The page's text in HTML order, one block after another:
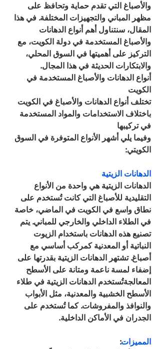
والأصباغ التي تقدم حماية وتحافظ على
مظهر المباني والتجهيزات المختلفة. في هذا
المقال، سنتناول أهم أنواع الدهانات
والأصباغ المستخدمة في دولة الكويت، مع
التركيز على أهميتها في السوق المحلي،
والابتكارات الحديثة في هذا المجال.
أنواع الدهانات والأصباغ المستخدمة في
الكويت
تختلف أنواع الدهانات والأصباغ في الكويت
باختلاف الاستخدامات والمواد المستخدمة
في تركيبها
وفيما يلي أشهر الأنواع المتوفرة في السوق
الكويتي:
الدهانات الزيتية
الدهانات الزيتية هي واحدة من الأنواع
التقليدية للأصباغ التي كانت تُستخدم على
نطاق واسع في الكويت في الماضي، خاصة
في الطلاء الداخلي والخارجي للمباني. يتم
تصنيع هذه الدهانات باستخدام الزيوت
النباتية أو المعدنية كمركب أساسي مع
أصباغ. تشتهر الدهانات الزيتية بقدرتها على
إضفاء لمسة ناعمة ومتانة على الأسطح
المعالجةتُستخدم الدهانات الزيتية في طلاء
الأسطح الخشبية والمعدنية، مثل الأبواب
والنوافذ والمفروشات. كما تُستخدم على
الجدران في الأماكن الداخلية.
المميزات: